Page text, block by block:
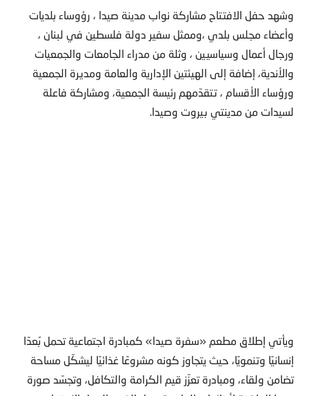
وشهد حفل الافتتاح مشاركة نواب مدينة صيدا ، رؤوساء بلديات
وأعضاء مجلس بلدي ،وممثل سفير دولة فلسطين في لبنان ،
ورجال أعمال وسياسيين ، وثلة من مدراء الجامعات والجمعيات
والأندية، إضافة إلى الهيئتين الإدارية والعامة ومديرة الجمعية
ورؤساء الأقسام ، تتقدّمهم رئيسة الجمعية، ومشاركة فاعلة
لسيدات من مدينتي بيروت وصيدا.
ويأتي إطلاق مطعم «سفرة صيدا» كمبادرة اجتماعية تحمل بُعدًا
إنسانيًا وتنمويًا، حيث يتجاوز كونه مشروعًا غذائيًا ليشكّل مساحة
تضامن ولقاء، ومبادرة تعزّز قيم الكرامة والتكافل، وتجسّد صورة